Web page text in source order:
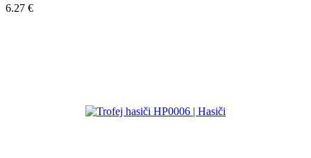
6.27 €